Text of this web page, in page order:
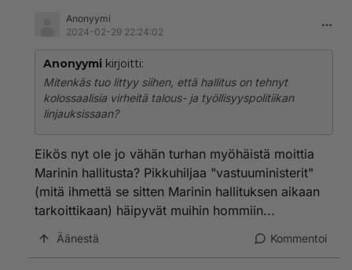
Anonyymi
2024-02-29 22:24:02
Anonyymi kirjoitti:
Mitenkäs tuo littyy siihen, että hallitus on tehnyt
kolossaalisia virheitä talous- ja työllisyyspolitiikan
linjauksissaan?
Eikös nyt ole jo vähän turhan myöhäistä moittia
Marinin hallitusta? Pikkuhiljaa "vastuuministerit"
(mitä ihmettä se sitten Marinin hallituksen aikaan
tarkoittikaan) häipyvät muihin hommiin...
Äänestä Kommentoi